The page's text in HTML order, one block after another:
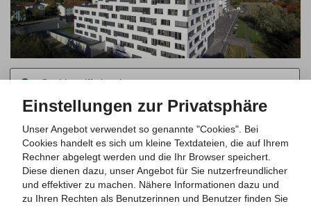
Hauptinhaltsbereich
Sie befinden sich hier:
Startseite
Über uns und von uns Veranstaltungen
Seitenmenü anzeigen
Einstellungen zur Privatsphäre
Unser Angebot verwendet so genannte "Cookies". Bei
Cookies handelt es sich um kleine Textdateien, die auf Ihrem
Rechner abgelegt werden und die Ihr Browser speichert.
Diese dienen dazu, unser Angebot für Sie nutzerfreundlicher
und effektiver zu machen. Nähere Informationen dazu und
zu Ihren Rechten als Benutzerinnen und Benutzer finden Sie